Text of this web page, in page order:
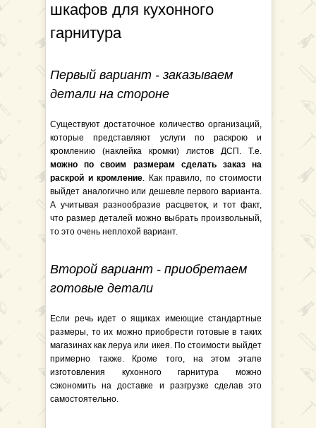
шкафов для кухонного
гарнитура
Первый вариант - заказываем
детали на стороне
Существуют достаточное количество организаций,
которые представляют услуги по раскрою и
кромлению (наклейка кромки) листов ДСП. Т.е.
можно по своим размерам сделать заказ на
раскрой и кромление. Как правило, по стоимости
выйдет аналогично или дешевле первого варианта.
А учитывая разнообразие расцветок, и тот факт,
что размер деталей можно выбрать произвольный,
то это очень неплохой вариант.
Второй вариант - приобретаем
готовые детали
Если речь идет о ящиках имеющие стандартные
размеры, то их можно приобрести готовые в таких
магазинах как леруа или икея. По стоимости выйдет
примерно также. Кроме того, на этом этапе
изготовления кухонного гарнитура можно
сэкономить на доставке и разгрузке сделав это
самостоятельно.